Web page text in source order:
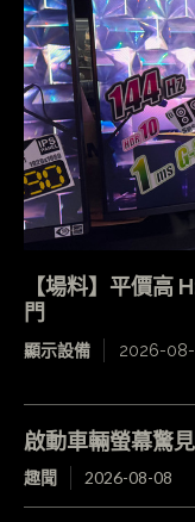
【場料】平價
門
顯示設備 2026-
啟動車輛螢幕驚
趣聞 2026-08-08